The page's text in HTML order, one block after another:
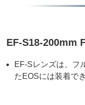
EF-S18-200mm
EF-Sレンズは、フ
たEOSには装着で